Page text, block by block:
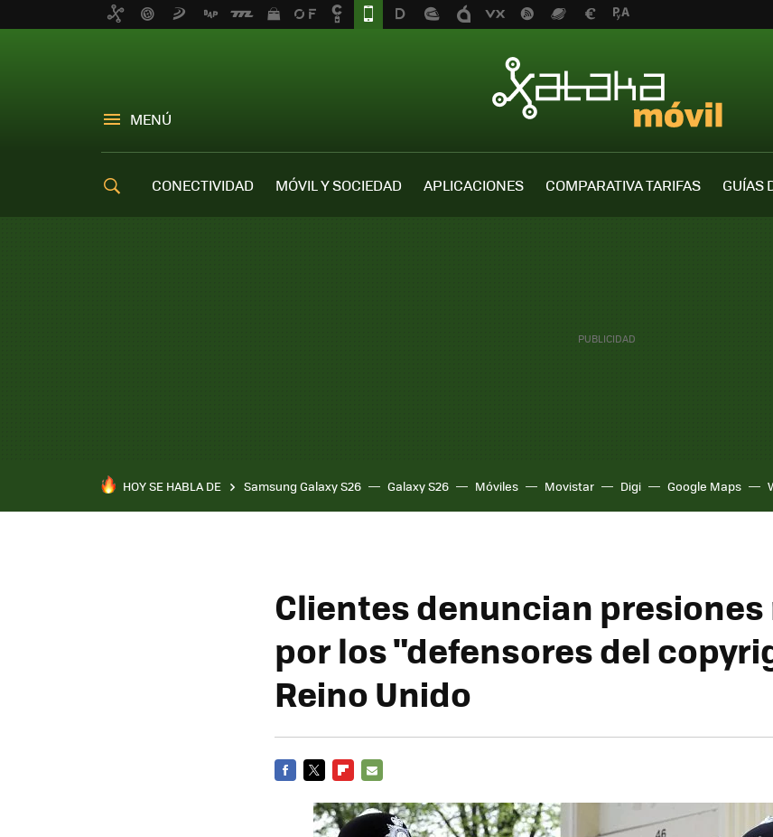
MENÚ
CONECTIVIDAD MÓVIL Y SOCIEDAD APLICACIONES COMPARATIVA TARIFAS
GUÍAS
HOY SE HABLA DE Samsung Galaxy S26 Galaxy S26 Móviles Movistar Digi Google Maps
Clientes denuncian
por los "defensores del
Reino Unido
MAIL